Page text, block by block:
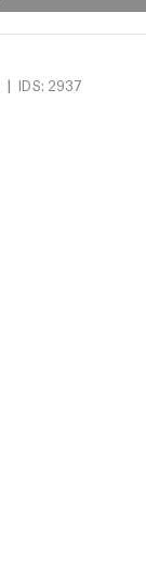
| IDS: 2937